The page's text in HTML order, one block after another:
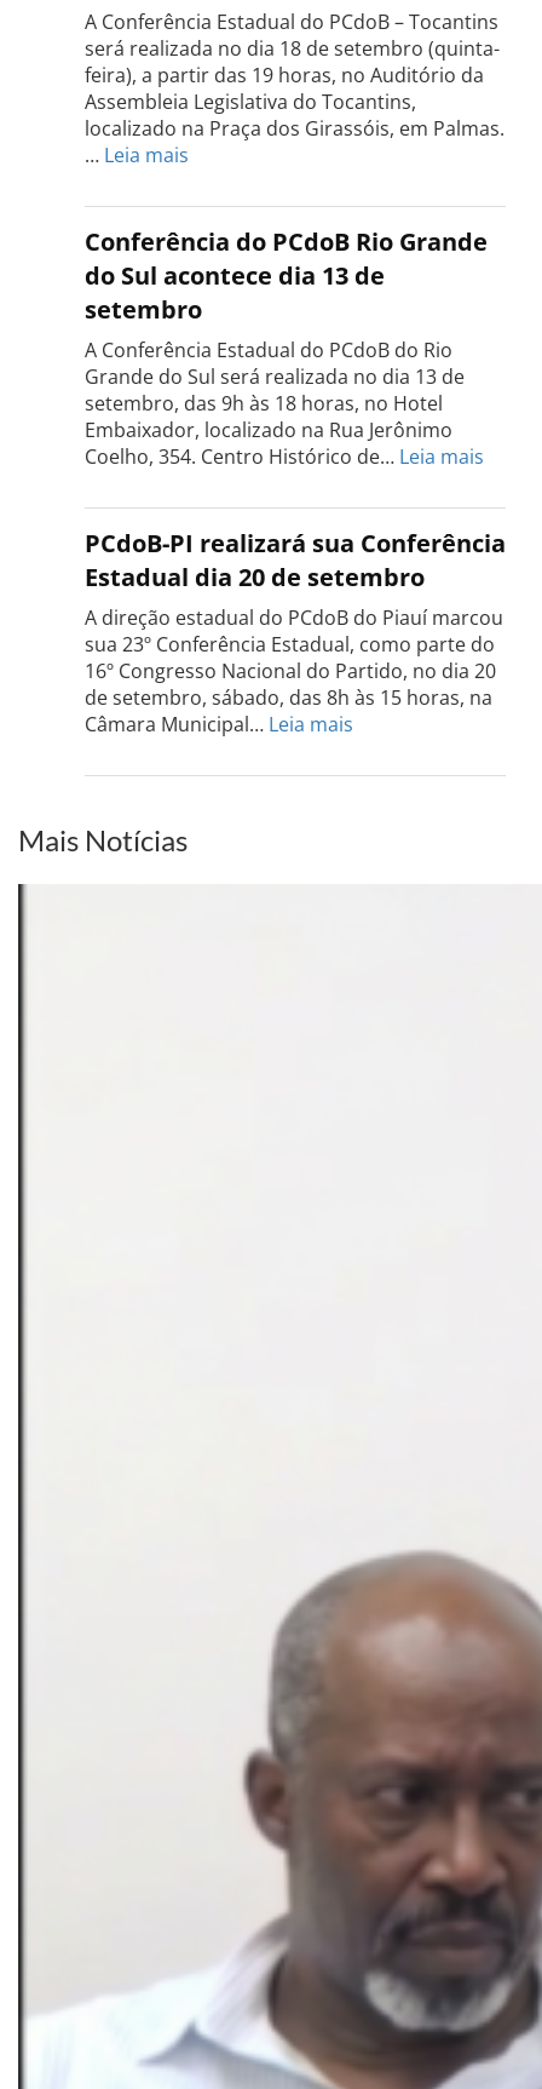
A Conferência Estadual do PCdoB – Tocantins
será realizada no dia 18 de setembro (quinta-
feira), a partir das 19 horas, no Auditório da
Assembleia Legislativa do Tocantins,
localizado na Praça dos Girassóis, em Palmas.
… Leia mais
Estadual
do
PCdoB
Tocantins
será
realizada
dia
18
de
setembro
Conferência do PCdoB Rio Grande
do Sul acontece dia 13 de
setembro
A Conferência Estadual do PCdoB do Rio
Grande do Sul será realizada no dia 13 de
setembro, das 9h às 18 horas, no Hotel
Embaixador, localizado na Rua Jerônimo
Coelho, 354. Centro Histórico de… Leia mais
do
PCdoB
Rio
do
Sul
dia
PCdoB-PI realizará sua Conferência
Estadual dia 20 de setembro
A direção estadual do PCdoB do Piauí marcou
sua 23º Conferência Estadual, como parte do
16º Congresso Nacional do Partido, no dia 20
de setembro, sábado, das 8h às 15 horas, na
Câmara Municipal… Leia mais
PI
Mais Notícias